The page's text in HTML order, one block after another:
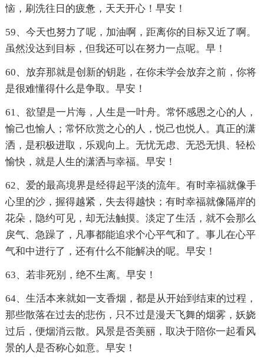
恼，刷洗往日的疲惫，天天开心！早安！
59、今天也努力了呢，加油啊，距离你的目标又近了啊。
虽然没达到目标，但我还可以在努力一点呢。早！
60、放弃那就是创新的钥匙，在你未学会放弃之前，你将
是很难懂得什么是争取。早安！
61、欲望是一片海，人生是一叶舟。常怀感恩之心的人，
愉己也愉人；常怀欣赏之心的人，悦己也悦人。真正的潇
洒，是积极进取，乐观向上。无忧无虑、无恐无惧、轻松
愉快，就是人生的潇洒与幸福。早安！
62、爱的最高境界是经得起平淡的流年。有时幸福就像手
心里的沙，握得越紧，失去得越快；有时幸福就像隔岸的
花朵，隐约可见，却无法触摸。淡定了生活，就不会那么
戾气、急躁了，凡事都能追求个心平气和了。事儿在心平
气和中进行了，还有什么不能解决的呢。早安！
63、若非死别，绝不生离。早安！
64、生活本来就如一支香烟，都是从开始到结束的过程，
那些散落在过去的悲伤，只不过是漫天飞舞的烟雾，妖娆
过后，便烟消云散。风景是否美丽，取决于陪你一起看风
景的人是否称心如意。早安！